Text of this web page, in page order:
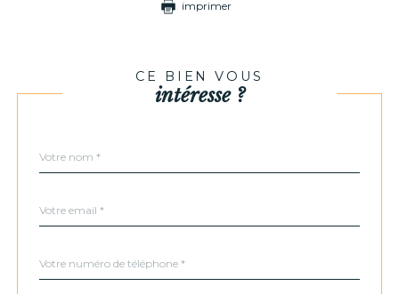
imprimer
CE BIEN VOUS
intéresse ?
par
*
*
*